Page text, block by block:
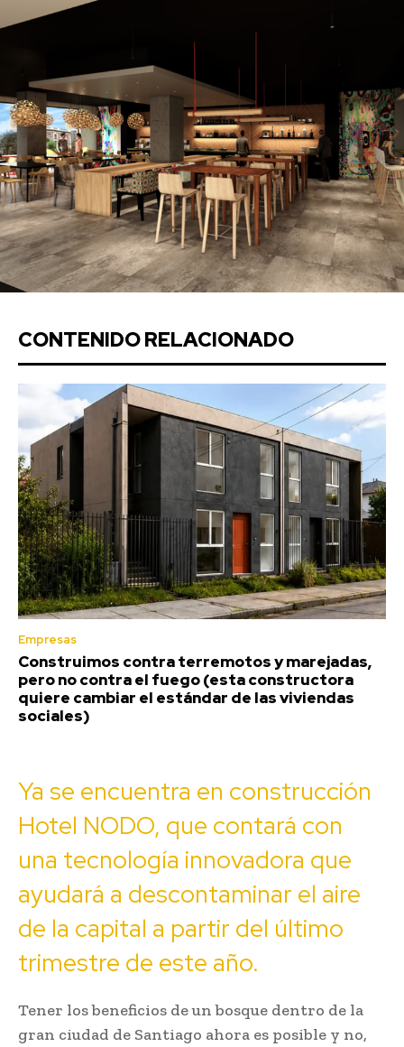
CONTENIDO RELACIONADO
Empresas
Construimos contra terremotos y marejadas,
pero no contra el fuego (esta constructora
quiere cambiar el estándar de las viviendas
sociales)
Ya se encuentra en construcción
Hotel NODO, que contará con
una tecnología innovadora que
ayudará a descontaminar el aire
de la capital a partir del último
trimestre de este año.
Tener los beneficios de un bosque dentro de la
gran ciudad de Santiago ahora es posible y no,